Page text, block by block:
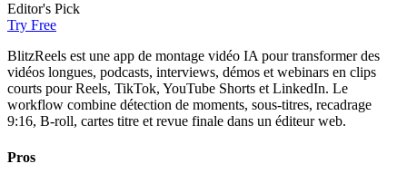
Editor's Pick
Try Free
BlitzReels est une app de montage vidéo IA pour transformer des
vidéos longues, podcasts, interviews, démos et webinars en clips
courts pour Reels, TikTok, YouTube Shorts et LinkedIn. Le
workflow combine détection de moments, sous-titres, recadrage
9:16, B-roll, cartes titre et revue finale dans un éditeur web.
Pros